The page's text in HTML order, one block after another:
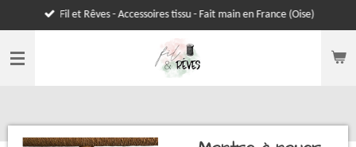
au
contenu
Fil et Rêves - Accessoires tissu - Fait main en France (Oise)